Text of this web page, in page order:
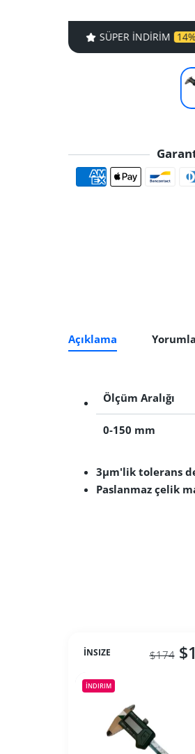
SÜPER INDIRIM 14% KAPALI
Açıklama
Ölçüm Aralığı
0-150 mm
3µm'lik tolerans
Paslanmaz çelik
İNSIZE $174
İNDIRIM